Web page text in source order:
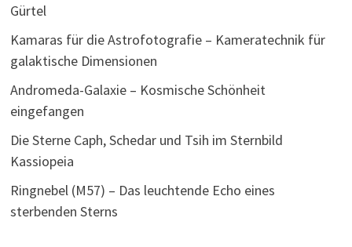
Gürtel
Kamaras für die Astrofotografie – Kameratechnik für
galaktische Dimensionen
Andromeda-Galaxie – Kosmische Schönheit
eingefangen
Die Sterne Caph, Schedar und Tsih im Sternbild
Kassiopeia
Ringnebel (M57) – Das leuchtende Echo eines
sterbenden Sterns